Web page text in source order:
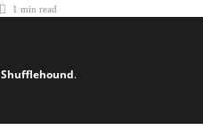
1 min read
Shufflehound.